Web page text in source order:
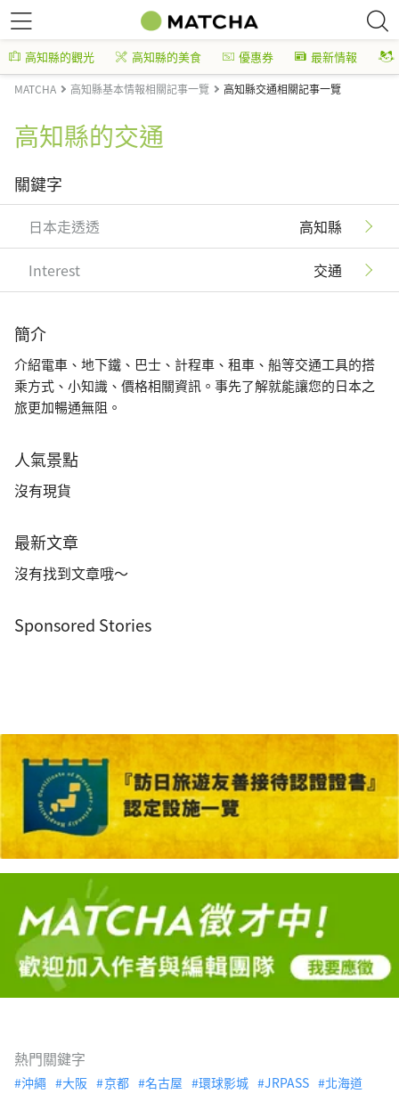
高知縣的觀光 高知縣的美食 優惠券 最新情報
MATCHA 高知縣基本情報相關記事一覽 高知縣交通相關記事一覽
高知縣的交通
關鍵字
日本走透透 高知縣
Interest 交通
簡介
介紹電車、地下鐵、巴士、計程車、租車、船等交通工具的搭
乘方式、小知識、價格相關資訊。事先了解就能讓您的日本之
旅更加暢通無阻。
人氣景點
沒有現貨
最新文章
沒有找到文章哦～
Sponsored Stories
熱門關鍵字
沖繩 大阪 京都 名古屋 環球影城 JRPASS
北海道